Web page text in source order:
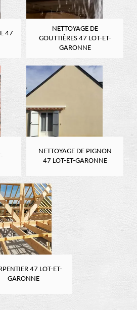
47
NETTOYAGE DE
GOUTTIÈRES 47 LOT-ET-
GARONNE
NETTOYAGE DE PIGNON
47 LOT-ET-GARONNE
47 LOT-ET-
GARONNE